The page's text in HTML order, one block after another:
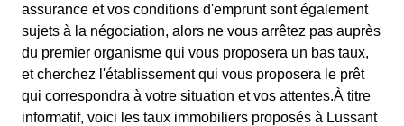
assurance et vos conditions d'emprunt sont également
sujets à la négociation, alors ne vous arrêtez pas auprès
du premier organisme qui vous proposera un bas taux,
et cherchez l'établissement qui vous proposera le prêt
qui correspondra à votre situation et vos attentes.À titre
informatif, voici les taux immobiliers proposés à Lussant